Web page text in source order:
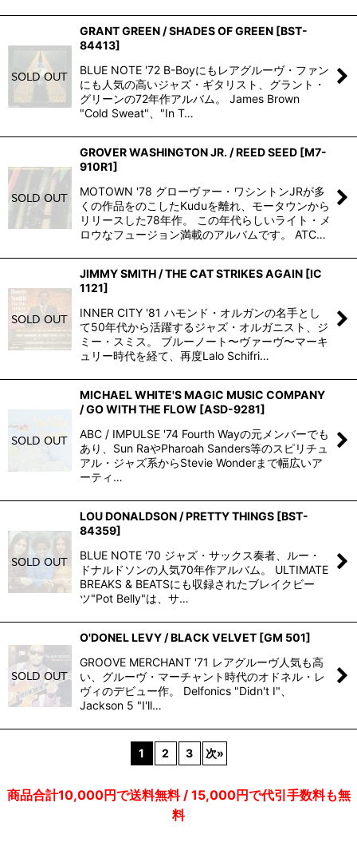
GRANT GREEN / SHADES OF GREEN [BST-
84413]
BLUE NOTE '72 B-Boyにもレアグルーヴ・ファン
にも人気の高いジャズ・ギタリスト、グラント・
グリーンの72年作アルバム。 James Brown
"Cold Sweat"、"In T…
GROVER WASHINGTON JR. / REED SEED [M7-
910R1]
MOTOWN '78 グローヴァー・ワシントンJRが多
くの作品をのこしたKuduを離れ、モータウンから
リリースした78年作。 この年代らしいライト・メ
ロウなフュージョン満載のアルバムです。 ATC…
JIMMY SMITH / THE CAT STRIKES AGAIN [IC
1121]
INNER CITY '81 ハモンド・オルガンの名手とし
て50年代から活躍するジャズ・オルガニスト、ジ
ミー・スミス。 ブルーノート〜ヴァーヴ〜マーキ
ュリー時代を経て、再度Lalo Schifri…
MICHAEL WHITE'S MAGIC MUSIC COMPANY
/ GO WITH THE FLOW [ASD-9281]
ABC / IMPULSE '74 Fourth Wayの元メンバーでも
あり、Sun RaやPharoah Sanders等のスピリチュ
アル・ジャズ系からStevie Wonderまで幅広いア
ーティ…
LOU DONALDSON / PRETTY THINGS [BST-
84359]
BLUE NOTE '70 ジャズ・サックス奏者、ルー・
ドナルドソンの人気70年作アルバム。 ULTIMATE
BREAKS & BEATSにも収録されたブレイクビー
ツ"Pot Belly"は、サ…
O'DONEL LEVY / BLACK VELVET [GM 501]
GROOVE MERCHANT '71 レアグルーヴ人気も高
い、グルーヴ・マーチャント時代のオドネル・レ
ヴィのデビュー作。 Delfonics "Didn't I"、
Jackson 5 "I'll…
1 2 3 次»
商品合計10,000円で送料無料 / 15,000円で代引手数料も無
料